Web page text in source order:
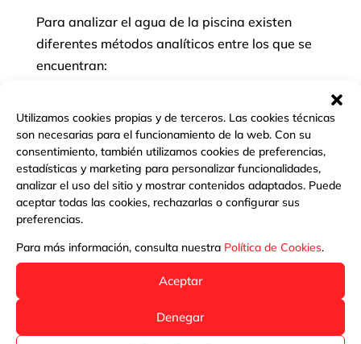
Utilizamos cookies propias y de terceros. Las cookies técnicas
son necesarias para el funcionamiento de la web. Con su
consentimiento, también utilizamos cookies de preferencias,
estadísticas y marketing para personalizar funcionalidades,
analizar el uso del sitio y mostrar contenidos adaptados. Puede
aceptar todas las cookies, rechazarlas o configurar sus
preferencias.
Para más información, consulta nuestra Política de Cookies.
Aceptar
Denegar
Para analizar el agua de la piscina existen
diferentes métodos analíticos entre los que se
encuentran:
El analizador con reactivos es la opción más
utilizada y sencilla. Consiste en tomar una
muestra del agua a 20 cm de profundidad de la
superficie con una probeta y añadir al agua el
reactivo indicado dependiendo del parámetro
que se quiera analizar. Cuando el reactivo se
disuelve en el agua, ésta se transforma de un
color cuya intensidad debemos comparar con la
tabla de colores incorporada en la probeta, o